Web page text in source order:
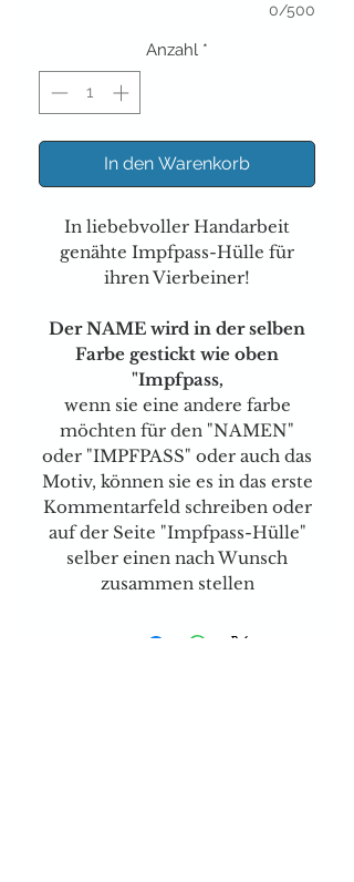
0/500
Anzahl *
In den Warenkorb
In liebebvoller Handarbeit
genähte Impfpass-Hülle für
ihren Vierbeiner!
Der NAME wird in der selben
Farbe gestickt wie oben
"Impfpass,
wenn sie eine andere farbe
möchten für den "NAMEN"
oder "IMPFPASS" oder auch das
Motiv, können sie es in das erste
Kommentarfeld schreiben oder
auf der Seite "Impfpass-Hülle"
selber einen nach Wunsch
zusammen stellen